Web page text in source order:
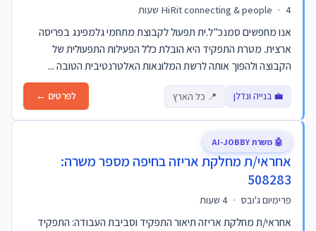
HiRit connecting & people · 4 שעות
אנו מחפשים סמנכ"ל.ית תפעול לקבוצת מתחמי גלמפינג בפריסה
ארצית. מטרת התפקיד היא הובלת כלל הפעילות התפעולית של
הקבוצה ולהפוך אותה לרשת המלונאות האלטרנטיבית הטובה ...
💼 בנייה ונדלן 📍 כל הארץ לפרטים ←
אחראי/ת מחלקת אריזה בחיפה מספר משרה:
508283
פרימיום ג'ובס ·
אחראי/ת מחלקת אריזה תיאור התפקיד וסביבת העבודה: התפקיד
🤖 משרת AI-JOBBY